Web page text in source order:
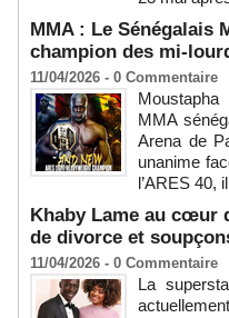
MMA : Le Sénégalais
champion des mi-
11/04/2026 - 0 Commentaire
Moustapha
MMA
Arena de
unanime
l’ARES 40,
Khaby Lame au cœur
de divorce et
11/04/2026 - 0 Commentaire
La